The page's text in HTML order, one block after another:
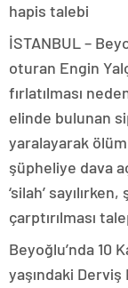
hapis talebi
İSTANBUL –
oturan Engin
fırlatılması
elinde bulunan
yaralayarak
şüpheliye dava
‘silah’
çarptırılması
Beyoğlu’nda 10
yaşındaki Derviş